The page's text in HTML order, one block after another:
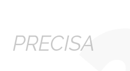
PRECISA